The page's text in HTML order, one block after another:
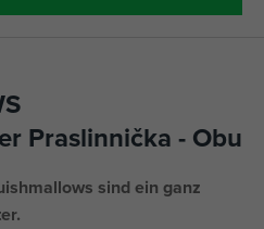
Praslinnička - Obu
sind ein ganz